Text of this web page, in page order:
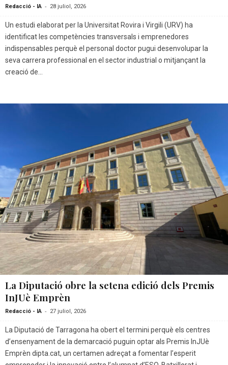
Redacció - IA - 28 juliol, 2026
Un estudi elaborat per la Universitat Rovira i Virgili (URV) ha
identificat les competències transversals i emprenedores
indispensables perquè el personal doctor pugui desenvolupar la
seva carrera professional en el sector industrial o mitjançant la
creació de...
La Diputació obre la setena edició dels Premis
InJUè Emprèn
Redacció - IA - 27 juliol, 2026
La Diputació de Tarragona ha obert el termini perquè els centres
d’ensenyament de la demarcació puguin optar als Premis InJUè
Emprèn dipta.cat, un certamen adreçat a fomentar l’esperit